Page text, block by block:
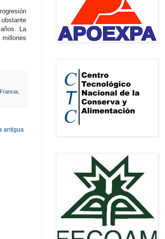
La
Francia
antigua